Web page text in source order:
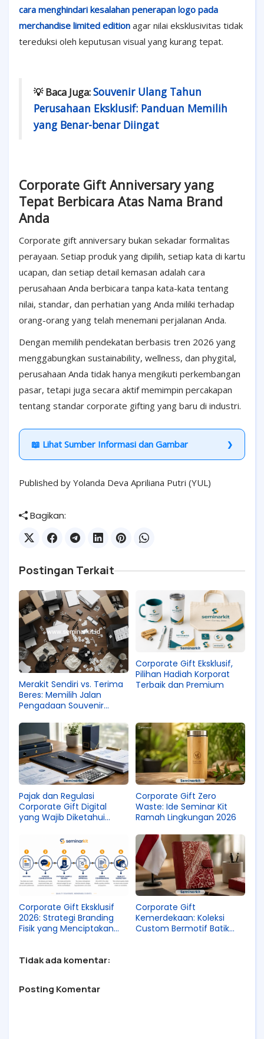
cara menghindari kesalahan penerapan logo pada
merchandise limited edition agar nilai eksklusivitas tidak
tereduksi oleh keputusan visual yang kurang tepat.
💡 Baca Juga:Souvenir Ulang Tahun
Perusahaan Eksklusif: Panduan Memilih
yang Benar-benar Diingat
Corporate Gift Anniversary yang
Tepat Berbicara Atas Nama Brand
Anda
Corporate gift anniversary bukan sekadar formalitas
perayaan. Setiap produk yang dipilih, setiap kata di kartu
ucapan, dan setiap detail kemasan adalah cara
perusahaan Anda berbicara tanpa kata-kata tentang
nilai, standar, dan perhatian yang Anda miliki terhadap
orang-orang yang telah menemani perjalanan Anda.
Dengan memilih pendekatan berbasis tren 2026 yang
menggabungkan sustainability, wellness, dan phygital,
perusahaan Anda tidak hanya mengikuti perkembangan
pasar, tetapi juga secara aktif memimpin percakapan
tentang standar corporate gifting yang baru di industri.
📖 Lihat Sumber Informasi dan Gambar
Published by Yolanda Deva Apriliana Putri (YUL)
Bagikan:
Postingan Terkait
Merakit Sendiri vs. Terima
Beres: Memilih Jalan
Pengadaan Souvenir
Corporate Gift Eksklusif,
Pilihan Hadiah Korporat
Terbaik dan Premium
Pajak dan Regulasi
Corporate Gift Digital
yang Wajib Diketahui
Corporate Gift Zero
Waste: Ide Seminar Kit
Ramah Lingkungan 2026
Corporate Gift Eksklusif
2026: Strategi Branding
Fisik yang Menciptakan
Corporate Gift
Kemerdekaan: Koleksi
Custom Bermotif Batik
Tidak ada komentar:
Posting Komentar